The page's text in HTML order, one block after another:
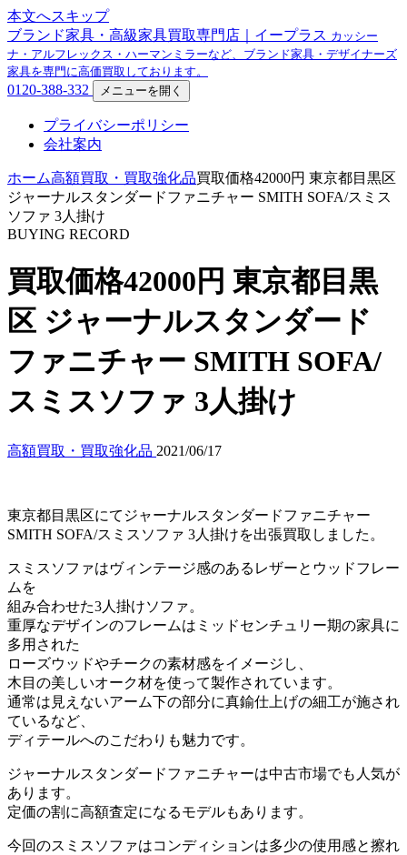
本文へスキップ
ブランド家具・高級家具買取専門店｜イープラス カッシー
ナ・アルフレックス・ハーマンミラーなど、ブランド家具・デザイナーズ
家具を専門に高価買取しております。
0120-388-332 メニューを開く
プライバシーポリシー
会社案内
ホーム高額買取・買取強化品買取価格42000円 東京都目黒区
ジャーナルスタンダードファニチャー SMITH SOFA/スミス
ソファ 3人掛け
BUYING RECORD
買取価格42000円 東京都目黒
区 ジャーナルスタンダード
ファニチャー SMITH SOFA/
スミスソファ 3人掛け
高額買取・買取強化品 2021/06/17
東京都目黒区にてジャーナルスタンダードファニチャー
SMITH SOFA/スミスソファ 3人掛けを出張買取しました。
スミスソファはヴィンテージ感のあるレザーとウッドフレー
ムを
組み合わせた3人掛けソファ。
重厚なデザインのフレームはミッドセンチュリー期の家具に
多用された
ローズウッドやチークの素材感をイメージし、
木目の美しいオーク材を使って製作されています。
通常は見えないアーム下の部分に真鍮仕上げの細工が施され
ているなど、
ディテールへのこだわりも魅力です。
ジャーナルスタンダードファニチャーは中古市場でも人気が
あります。
定価の割に高額査定になるモデルもあります。
今回のスミスソファはコンディションは多少の使用感と擦れ